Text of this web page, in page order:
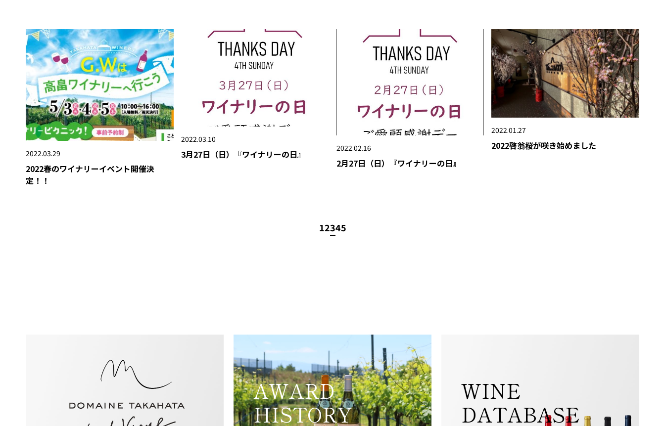
2022.03.29
2022春のワイナリーイベント開催決
定！！
2022.03.10
3月27日（日）『ワイナリーの日』
2022.02.16
2月27日（日）『ワイナリーの日』
2022.01.27
2022啓翁桜が咲き始めました
12345
AWARD
HISTORY
WINE
DATABASE